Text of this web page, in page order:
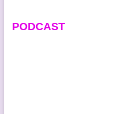
PODCAST